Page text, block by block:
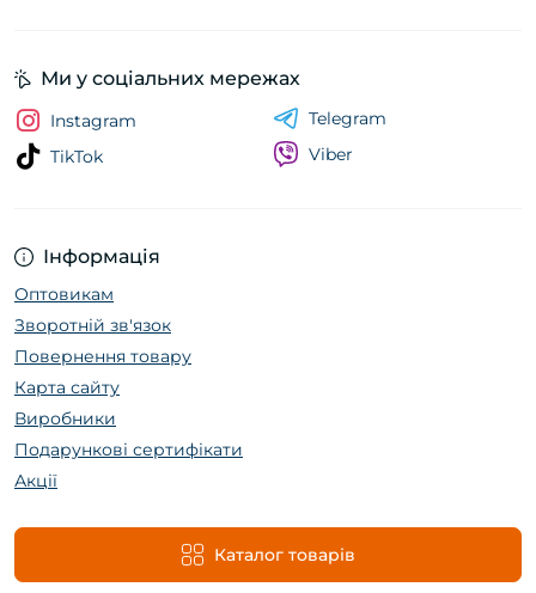
Інформація
Оптовикам
Зворотній зв'язок
Повернення товару
Карта сайту
Виробники
Подарункові сертифікати
Акції
Каталог товарів
Ми у соціальних мережах
Instagram
TikTok
Telegram
Viber